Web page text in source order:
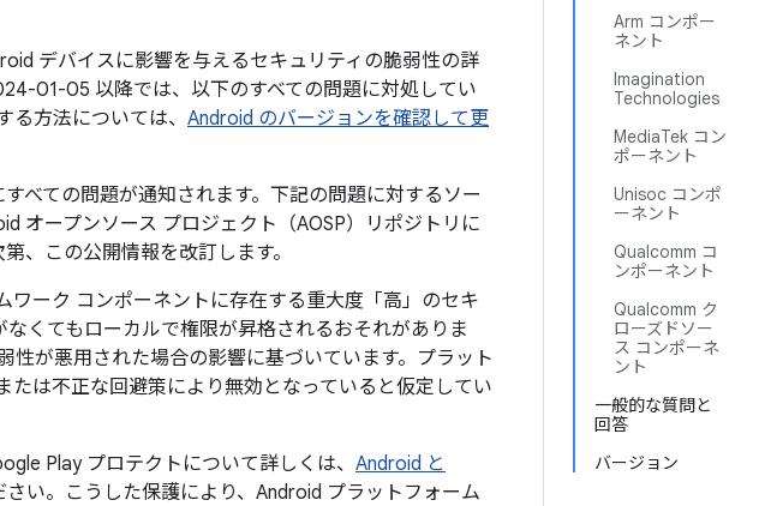
Arm コンポー
ネント
Imagination
Technologies
MediaTek コン
ポーネント
Unisoc コンポ
ーネント
Qualcomm コ
ンポーネント
Qualcomm ク
ローズドソー
ス コンポーネ
ント
一般的な質問と
回答
バージョン
デバイスに影響を与えるセキュリティの脆弱性の詳
01-05 以降では、以下のすべての問題に対処してい
方法については、 Android のバージョンを確認して更
べての問題が通知されます。下記の問題に対するソー
オープンソース プロジェクト（AOSP）リポジトリに
、この公開情報を改訂します。
ーク コンポーネントに存在する重大度「高」のセキ
くてもローカルで権限が昇格されるおそれがありま
性が悪用された場合の影響に基づいています。プラット
は不正な回避策により無効となっていると仮定してい
Play プロテクトについて詳しくは、 Android と
さい。こうした保護により、Android プラットフォーム